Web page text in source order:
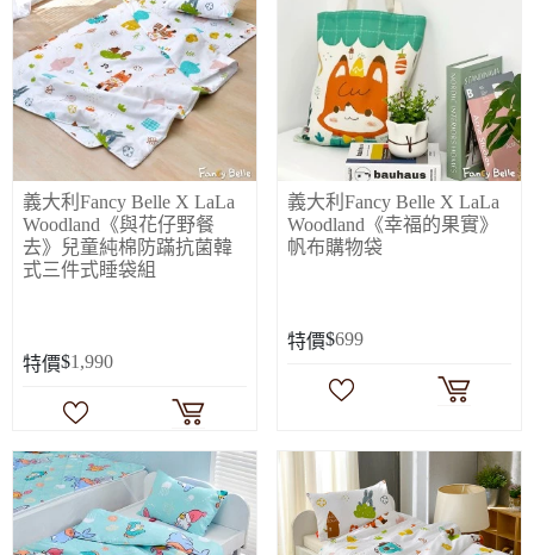
義大利Fancy Belle X LaLa
Woodland《與花仔野餐
去》兒童純棉防蹣抗菌韓
式三件式睡袋組
特價$1,990
義大利Fancy Belle X LaLa
Woodland《幸福的果實》
帆布購物袋
特價$699